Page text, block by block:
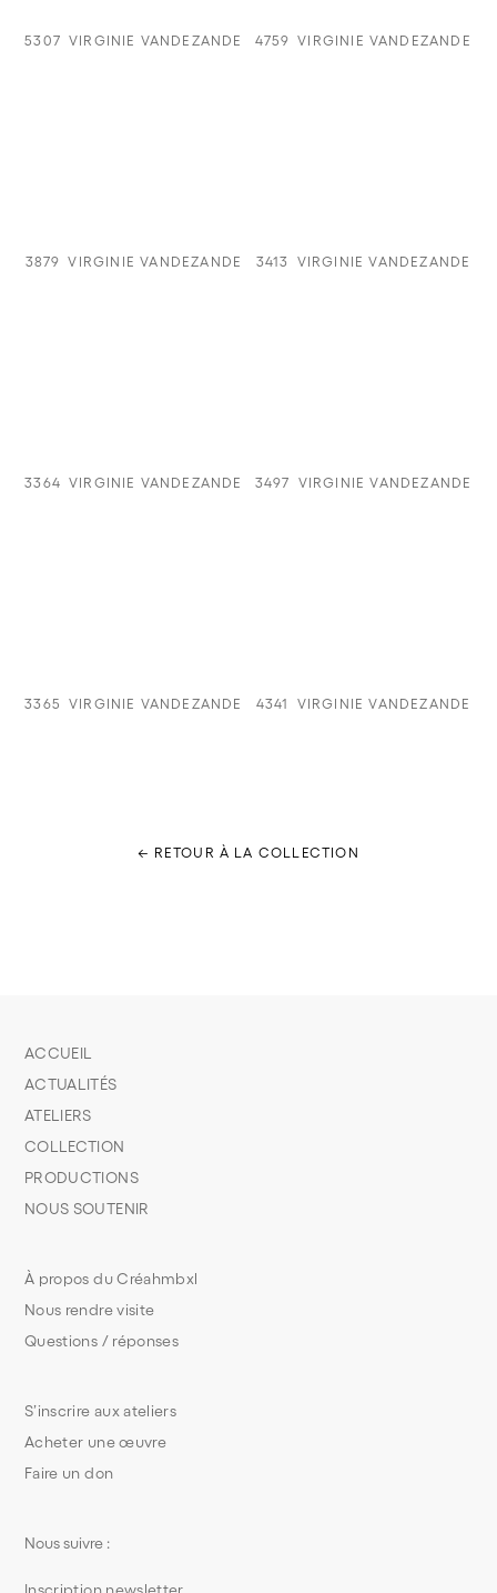
5307 VIRGINIE VANDEZANDE 4759 VIRGINIE VANDEZANDE
3879 VIRGINIE VANDEZANDE 3413 VIRGINIE VANDEZANDE
3364 VIRGINIE VANDEZANDE 3497 VIRGINIE VANDEZANDE
3365 VIRGINIE VANDEZANDE 4341 VIRGINIE VANDEZANDE
← RETOUR À LA COLLECTION
S’inscrire aux ateliers
Acheter une œuvre
Faire un don
À propos du Créahmbxl
Nous rendre visite
Questions / réponses
ACCUEIL
ACTUALITÉS
ATELIERS
COLLECTION
PRODUCTIONS
NOUS SOUTENIR
Nous suivre :